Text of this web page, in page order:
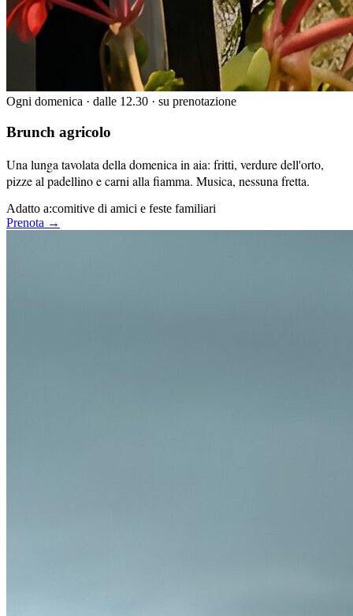
Ogni domenica · dalle 12.30 · su prenotazione
Brunch agricolo
Una lunga tavolata della domenica in aia: fritti, verdure dell'orto,
pizze al padellino e carni alla fiamma. Musica, nessuna fretta.
Adatto a:comitive di amici e feste familiari
Prenota →